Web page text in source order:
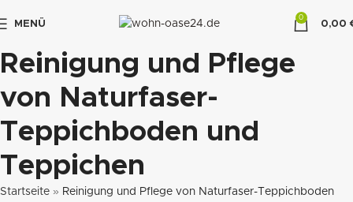
MENÜ
0
0,00
Reinigung und Pflege
von Naturfaser-
Teppichboden und
Teppichen
Startseite » Reinigung und Pflege von Naturfaser-Teppichboden